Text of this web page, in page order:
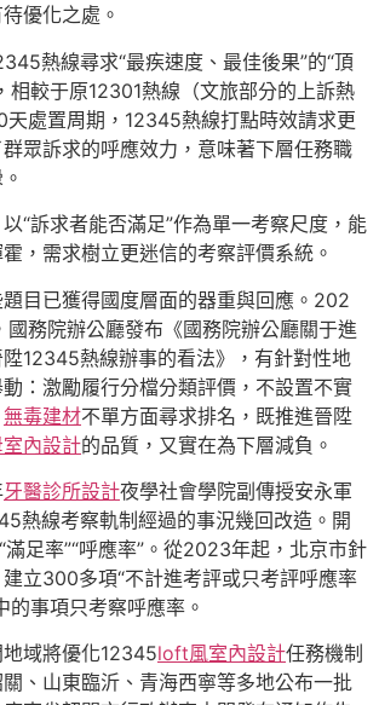
優化之處。
熱線尋求“最疾速度、最佳後果”的“頂
相較于原12301熱線（文旅部分的上訴熱
處置周期，12345熱線打點時效請求更
眾訴求的呼應效力，意味著下層任務職
“訴求者能否滿足”作為單一考察尺度，能
，需求樹立更迷信的考察評價系統。
目已獲得國度層面的器重與回應。202
國務院辦公廳發布《國務院辦公廳關于進
12345熱線辦事的看法》，有針對性地
：激勵履行分檔分類評價，不設置不實
無毒建材不單方面尋求排名，既推進晉陞
內設計的品質，又實在為下層減負。
牙醫診所設計夜學社會學院副傳授安永軍
熱線考察軌制經過的事況幾回改造。開
滿足率”“呼應率”。從2023年起，北京市針
立300多項“不計進考評或只考評呼應率
的事項只考察呼應率。
域將優化12345loft風室內設計任務機制
、山東臨沂、青海西寧等多地公布一批